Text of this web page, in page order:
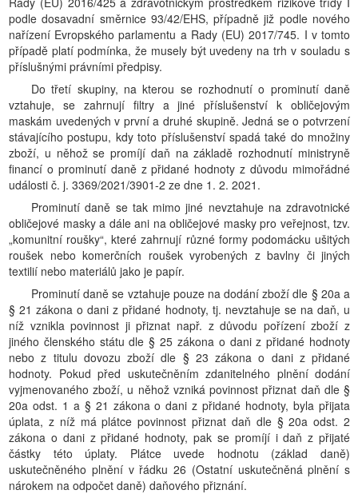
podle dosavadní směrnice 93/42/EHS, případně již podle nového
nařízení Evropského parlamentu a Rady (EU) 2017/745. I v tomto
případě platí podmínka, že musely být uvedeny na trh v souladu s
příslušnými právními předpisy.
Do třetí skupiny, na kterou se rozhodnutí o prominutí daně
vztahuje, se zahrnují filtry a jiné příslušenství k obličejovým
maskám uvedených v první a druhé skupině. Jedná se o potvrzení
stávajícího postupu, kdy toto příslušenství spadá také do množiny
zboží, u něhož se promíjí daň na základě rozhodnutí ministryně
financí o prominutí daně z přidané hodnoty z důvodu mimořádné
události č. j. 3369/2021/3901-2 ze dne 1. 2. 2021.
Prominutí daně se tak mimo jiné nevztahuje na zdravotnické
obličejové masky a dále ani na obličejové masky pro veřejnost, tzv.
„komunitní roušky“, které zahrnují různé formy podomácku ušitých
roušek nebo komerčních roušek vyrobených z bavlny či jiných
textilií nebo materiálů jako je papír.
Prominutí daně se vztahuje pouze na dodání zboží dle § 20a a
§ 21 zákona o dani z přidané hodnoty, tj. nevztahuje se na daň, u
níž vznikla povinnost ji přiznat např. z důvodu pořízení zboží z
jiného členského státu dle § 25 zákona o dani z přidané hodnoty
nebo z titulu dovozu zboží dle § 23 zákona o dani z přidané
hodnoty. Pokud před uskutečněním zdanitelného plnění dodání
vyjmenovaného zboží, u něhož vzniká povinnost přiznat daň dle §
20a odst. 1 a § 21 zákona o dani z přidané hodnoty, byla přijata
úplata, z níž má plátce povinnost přiznat daň dle § 20a odst. 2
zákona o dani z přidané hodnoty, pak se promíjí i daň z přijaté
částky této úplaty. Plátce uvede hodnotu (základ daně)
uskutečněného plnění v řádku 26 (Ostatní uskutečněná plnění s
nárokem na odpočet daně) daňového přiznání.